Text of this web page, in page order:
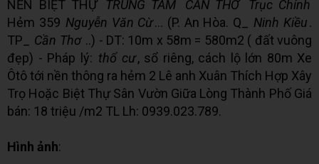
NỀN BIỆT THỰ TRUNG TÂM CẦN THƠ
Trục Chính
Hẻm 359 Nguyễn Văn Cừ... (P. An Hòa. Q_ Ninh Kiều.
TP_
Cần Thơ ..) - DT: 10m x 58m = 580m2 ( đất vuông
đẹp) - Pháp lý: thổ cư, sổ riêng, cách lộ lớn 80m Xe
Ôtô tới nền thông ra hẻm 2 Lê anh Xuân Thích Hợp Xây
Trọ Hoặc Biệt Thự Sân Vườn Giữa Lòng Thành Phố Giá
bán: 18 triệu /m2 TL Lh: 0939.023.789.
Hình ảnh: